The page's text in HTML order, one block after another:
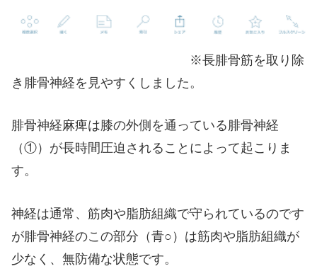
※長腓骨筋を取り除
き腓骨神経を見やすくしました。
腓骨神経麻痺は膝の外側を通っている腓骨神経
（①）が長時間圧迫されることによって起こりま
す。
神経は通常、筋肉や脂肪組織で守られているのです
が腓骨神経のこの部分（青○）は筋肉や脂肪組織が
少なく、無防備な状態です。